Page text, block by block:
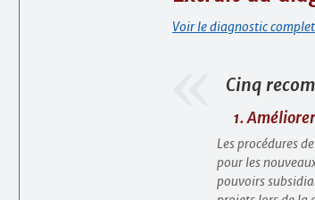
Voir le diagnostic complet
Cinq
1.
Les procédures
pour les
pouvoirs